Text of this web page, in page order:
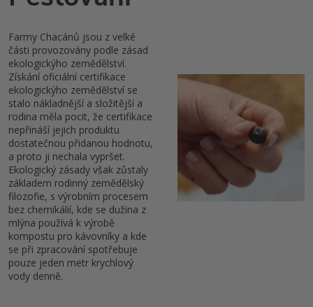
Farmy Chacánů jsou z velké
části provozovány podle zásad
ekologickýho zemědělství.
Získání oficiální certifikace
ekologickýho zemědělství se
stalo nákladnější a složitější a
rodina měla pocit, že certifikace
nepřináší jejich produktu
dostatečnou přidanou hodnotu,
a proto ji nechala vypršet.
Ekologický zásady však zůstaly
základem rodinný zemědělský
filozofie, s výrobním procesem
bez chemikálií, kde se dužina z
mlýna používá k výrobě
kompostu pro kávovníky a kde
se při zpracování spotřebuje
pouze jeden metr krychlový
vody denně.